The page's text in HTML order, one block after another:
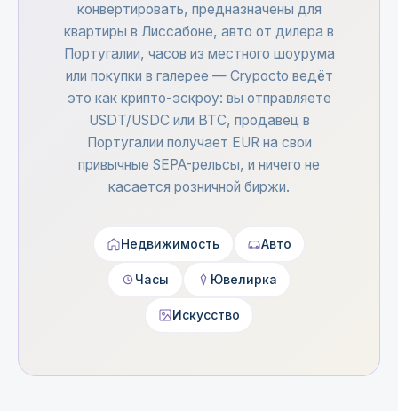
конвертировать, предназначены для
квартиры в Лиссабоне, авто от дилера в
Португалии, часов из местного шоурума
или покупки в галерее — Crypocto ведёт
это как крипто-эскроу: вы отправляете
USDT/USDC или BTC, продавец в
Португалии получает EUR на свои
привычные SEPA-рельсы, и ничего не
касается розничной биржи.
Недвижимость Авто
Часы Ювелирка
Искусство